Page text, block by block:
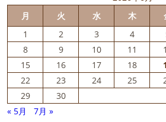
月
火 水 木
1
2 3 4
8
9 10 11
15
16 17 18
22
23 24 25
29
30
« 5月
7月 »